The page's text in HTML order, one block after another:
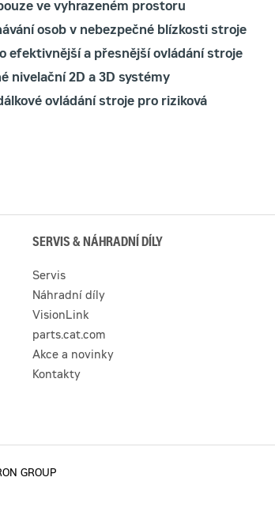
ve vyhrazeném prostoru
osob v nebezpečné blízkosti stroje
efektivnější a přesnější ovládání stroje
nivelační 2D a 3D systémy
ovládání stroje pro riziková
SERVIS & NÁHRADNÍ DÍLY
Servis
Náhradní díly
VisionLink
parts.cat.com
Akce a novinky
Kontakty
GROUP